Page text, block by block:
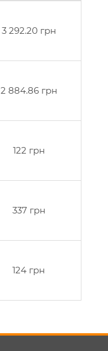
3 292.20 грн
2 884.86 грн
122 грн
337 грн
124 грн